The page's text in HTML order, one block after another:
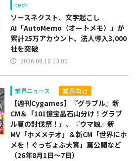
tech
ソースネクスト、文字起こし
AI「AutoMemo（オートメモ）」が
累計25万アカウント、法人導入3,000
社を突破
2026.08.10 13:00
業界ニュース 業界向け
【週刊Cygames】『グラブル』新
CM＆「101億宝晶石山分け！グラブ
ル夏の討伐祭！」、『ウマ娘』新
MV「ホメメテオ」＆新CM「世界にホ
メを！ぐっぢょぶ大賞」篇公開など
（26年8月1日～7日）